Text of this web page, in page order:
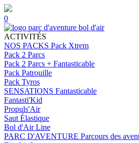
0
ACTIVITÉS
NOS PACKS Pack Xtrem
Pack 2 Parcs
Pack 2 Parcs + Fantasticable
Pack Patrouille
Pack Tyros
SENSATIONS Fantasticable
Fantasti'Kid
Propuls'Air
Saut Élastique
Bol d'Air Line
PARC D'AVENTURE Parcours des